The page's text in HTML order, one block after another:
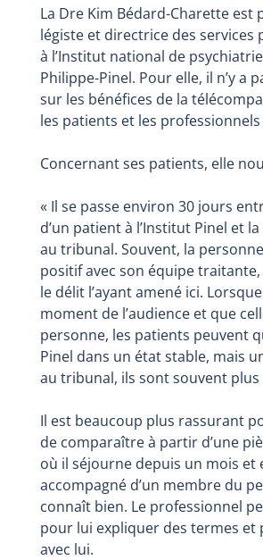
La Dre Kim Bédard-Charette est
légiste et directrice des services
à l’Institut national de
Philippe-Pinel. Pour elle, il n’y a
sur les bénéfices de la
les patients et les professionnels
Concernant ses patients, elle
« Il se passe environ 30 jours
d’un patient à l’Institut Pinel et
au tribunal. Souvent, la
positif avec son équipe
le délit l’ayant amené ici.
moment de l’audience et que
personne, les patients peuvent
Pinel dans un état stable, mais
au tribunal, ils sont souvent plus
Il est beaucoup plus rassurant
de comparaître à partir d’une
où il séjourne depuis un mois et
accompagné d’un membre du
connaît bien. Le professionnel
pour lui expliquer des termes
avec lui.